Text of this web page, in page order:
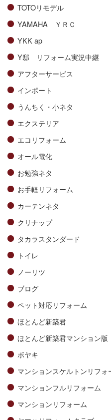
TOTOリモデル
YAMAHA ＹＲＣ
YKK ap
Y邸 リフォーム実況中継
アフターサービス
インポート
うんちく・小ネタ
エクステリア
エコリフォーム
オール電化
お勉強ネタ
お手軽リフォーム
カーテンネタ
クリナップ
タカラスタンダード
トイレ
ノーリツ
ブログ
ペット対応リフォーム
ほとんど新築君
ほとんど新築君マンション版
ボヤキ
マンションスケルトンリフォ
マンションフルリフォーム
マンションリフォーム